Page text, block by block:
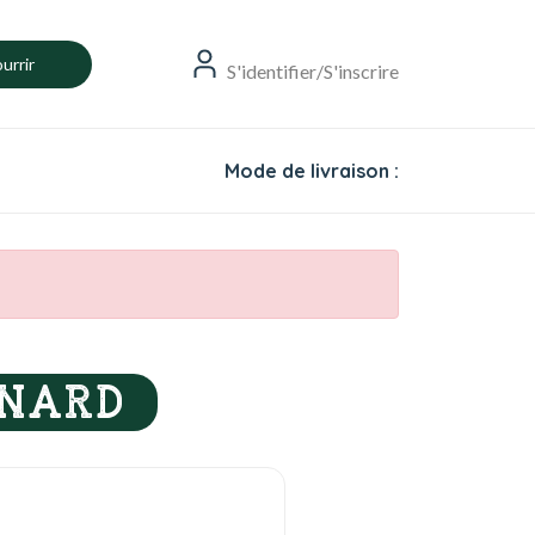
S'identifier/S'inscrire
Mode de livraison :